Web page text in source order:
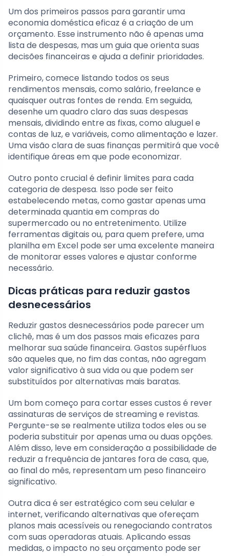
Um dos primeiros passos para garantir uma
economia doméstica eficaz é a criação de um
orçamento. Esse instrumento não é apenas uma
lista de despesas, mas um guia que orienta suas
decisões financeiras e ajuda a definir prioridades.
Primeiro, comece listando todos os seus
rendimentos mensais, como salário, freelance e
quaisquer outras fontes de renda. Em seguida,
desenhe um quadro claro das suas despesas
mensais, dividindo entre as fixas, como aluguel e
contas de luz, e variáveis, como alimentação e lazer.
Uma visão clara de suas finanças permitirá que você
identifique áreas em que pode economizar.
Outro ponto crucial é definir limites para cada
categoria de despesa. Isso pode ser feito
estabelecendo metas, como gastar apenas uma
determinada quantia em compras do
supermercado ou no entretenimento. Utilize
ferramentas digitais ou, para quem prefere, uma
planilha em Excel pode ser uma excelente maneira
de monitorar esses valores e ajustar conforme
necessário.
Dicas práticas para reduzir gastos
desnecessários
Reduzir gastos desnecessários pode parecer um
clichê, mas é um dos passos mais eficazes para
melhorar sua saúde financeira. Gastos supérfluos
são aqueles que, no fim das contas, não agregam
valor significativo à sua vida ou que podem ser
substituídos por alternativas mais baratas.
Um bom começo para cortar esses custos é rever
assinaturas de serviços de streaming e revistas.
Pergunte-se se realmente utiliza todos eles ou se
poderia substituir por apenas uma ou duas opções.
Além disso, leve em consideração a possibilidade de
reduzir a frequência de jantares fora de casa, que,
ao final do mês, representam um peso financeiro
significativo.
Outra dica é ser estratégico com seu celular e
internet, verificando alternativas que ofereçam
planos mais acessíveis ou renegociando contratos
com suas operadoras atuais. Aplicando essas
medidas, o impacto no seu orçamento pode ser